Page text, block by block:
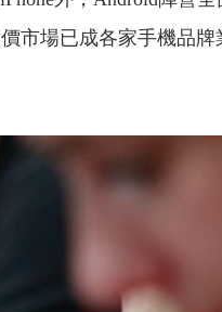
市場已成各家手機品